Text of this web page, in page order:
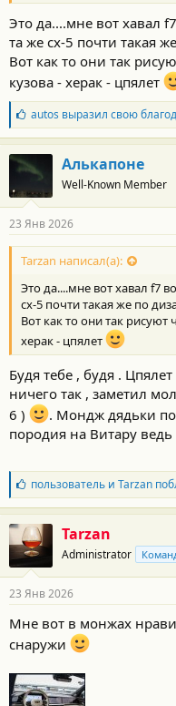
Это да....мне вот хавал
та же сх-5 почти такая
Вот как то они так
кузова - херак - цпялет
Б
л
а
г
о
а
н
о
с
и
:
autos выразил свою
Алькапоне
Well-Known Member
23 Янв 2026
Tarzan написал(а):
Это да....мне вот хавал f7
сх-5 почти такая же по
Вот как то они так рисуют
херак - цпялет
Будя тебе , будя .
ничего так , заметил
6 )
. Мондж дядьки
породия на Витару
Б
л
а
г
о
д
а
н
с
т
и
:
пользовательи Tarzan
Tarzan
Administrator
23 Янв 2026
Мне вот в монжах
снаружи